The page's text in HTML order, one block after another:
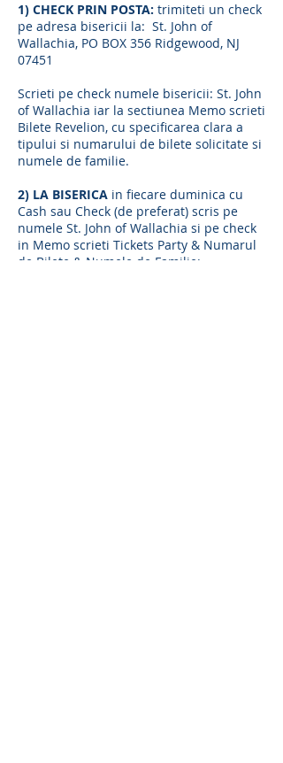
1) CHECK PRIN POSTA: trimiteti un check
pe adresa bisericii la: St. John of
Wallachia, PO BOX 356 Ridgewood, NJ
07451
Scrieti pe check numele bisericii: St. John
of Wallachia iar la sectiunea Memo scrieti
Bilete Revelion, cu specificarea clara a
tipului si numarului de bilete solicitate si
numele de familie.
2) LA BISERICA in fiecare duminica cu
Cash sau Check (de preferat) scris pe
numele St. John of Wallachia si pe check
in Memo scrieti Tickets Party & Numarul
de Bilete & Numele de Familie;